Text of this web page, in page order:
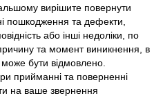
вирішите повернути
пошкодження та дефекти,
або інші недоліки, по
та момент виникнення, в
бути відмовлено.
прийманні та поверненні
на ваше звернення